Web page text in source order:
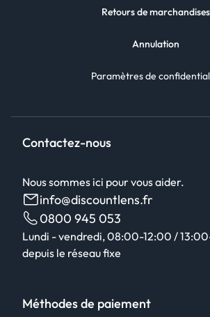
Retours de marchandises
Annulation
Paramètres de
Contactez-nous
Nous sommes ici pour vous aider.
info@discountlens.fr
0800 945 053
Lundi - vendredi, 08:00-12:00 /
depuis le réseau fixe
Méthodes de paiement